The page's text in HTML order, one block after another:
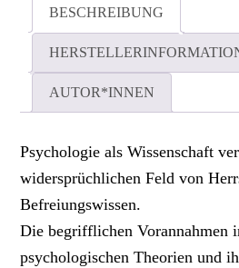
BESCHREIBUNG
AUTOR*INNEN
Psychologie als Wissenschaft
widersprüchlichen Feld von
Befreiungswissen.
Die begrifflichen Vorannahmen
psychologischen Theorien und